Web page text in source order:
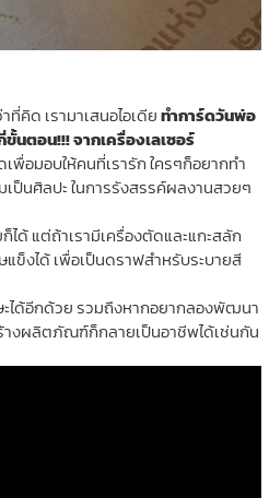
คิด เรามาเสนอไอเดียทำการ์ดวันพ่อ
นตอน!!! จากเครื่องเลเซอร์
พื่อมอบให้คนที่เรารัก ใครๆก็อยากทำ
ป็นศิลปะ ในการรังสรรค์ผลงานสวยๆ
ได้ แต่ถ้าเรามีเครื่องตัดและแกะสลัก
แข็งได้ เพื่อเป็นดราฟสำหรับระบายสี
ได้อีกด้วย รวมถึงหากอยากลองพัฒนา
งผลิตภัณฑ์ก็กลายเป็นอาชีพได้เช่นกัน